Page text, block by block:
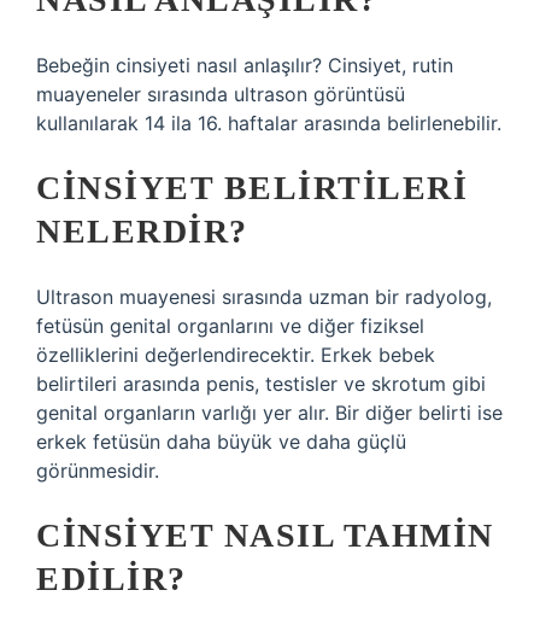
Bebeğin cinsiyeti nasıl anlaşılır? Cinsiyet, rutin
muayeneler sırasında ultrason görüntüsü
kullanılarak 14 ila 16. haftalar arasında belirlenebilir.
CINSIYET BELIRTILERI
NELERDIR?
Ultrason muayenesi sırasında uzman bir radyolog,
fetüsün genital organlarını ve diğer fiziksel
özelliklerini değerlendirecektir. Erkek bebek
belirtileri arasında penis, testisler ve skrotum gibi
genital organların varlığı yer alır. Bir diğer belirti ise
erkek fetüsün daha büyük ve daha güçlü
görünmesidir.
CINSIYET NASIL TAHMIN
EDILIR?